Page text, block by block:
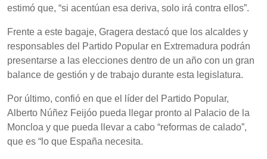
estimó que, “si acentúan esa deriva, solo irá contra ellos”.
Frente a este bagaje, Gragera destacó que los alcaldes y
responsables del Partido Popular en Extremadura podrán
presentarse a las elecciones dentro de un año con un gran
balance de gestión y de trabajo durante esta legislatura.
Por último, confió en que el líder del Partido Popular,
Alberto Núñez Feijóo pueda llegar pronto al Palacio de la
Moncloa y que pueda llevar a cabo “reformas de calado”,
que es “lo que España necesita.